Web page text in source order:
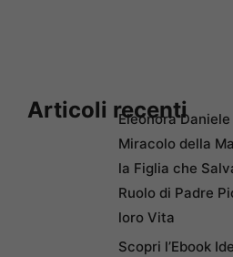
Articoli recenti
Eleonora Daniele
Miracolo della
la Figlia che
Ruolo di Padre
loro Vita
Scopri l’Ebook